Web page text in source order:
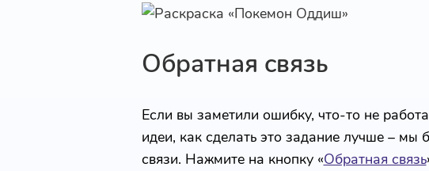
Обратная связь
Если вы заметили ошибку, что-то не
идеи, как сделать это задание лучше –
связи. Нажмите на кнопку «Обратная связь